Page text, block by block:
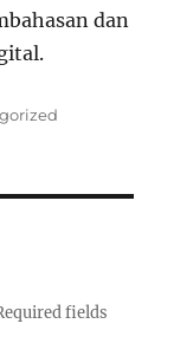
dan
fields